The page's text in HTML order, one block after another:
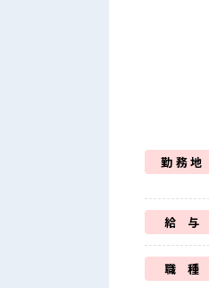
勤 務 地
給 与
職 種